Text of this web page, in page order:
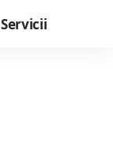
Servicii